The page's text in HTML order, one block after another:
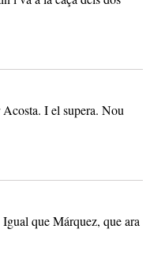
I el supera. Nou
que Márquez, que ara